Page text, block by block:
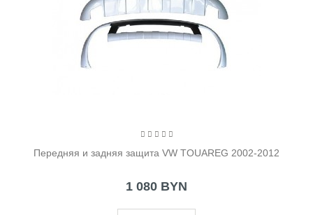
Передняя и задняя защита VW TOUAREG 2002-2012
1 080 BYN